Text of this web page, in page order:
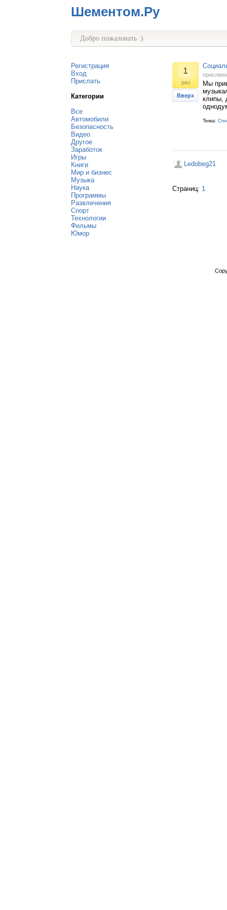
Шементом.Ру
Добро пожаловать :)
Регистрация
Вход
Прислать
Категории
Все
Автомобили
Безопасность
Видео
Другое
Заработок
Игры
Книги
Мир и бизнес
Музыка
Наука
Программы
Развлечения
Спорт
Технологии
Фильмы
Юмор
1
раз
Вверх
Мы
клипы,
Тема:
Ledobeg21
Страниц: 1